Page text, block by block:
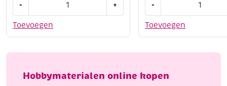
Toevoegen
-
On
heel
sieraden
+
Toevoegen
-
set
mix
Hobbymaterialen online kopen